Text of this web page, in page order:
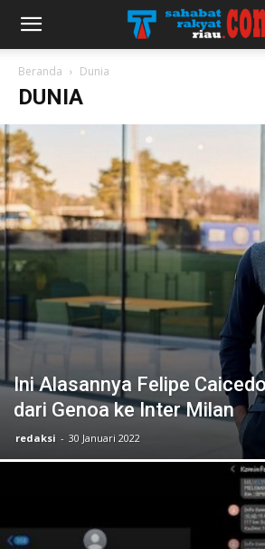
Beranda Dunia
DUNIA
Ini Alasannya Felipe
dari Genoa ke Inter Milan
redaksi - 30 Januari 2022